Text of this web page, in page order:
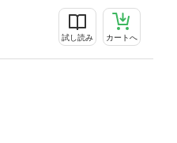
試し読み カートへ